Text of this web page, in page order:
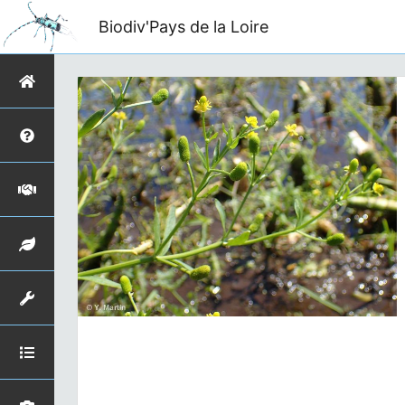
Biodiv'Pays de la Loire